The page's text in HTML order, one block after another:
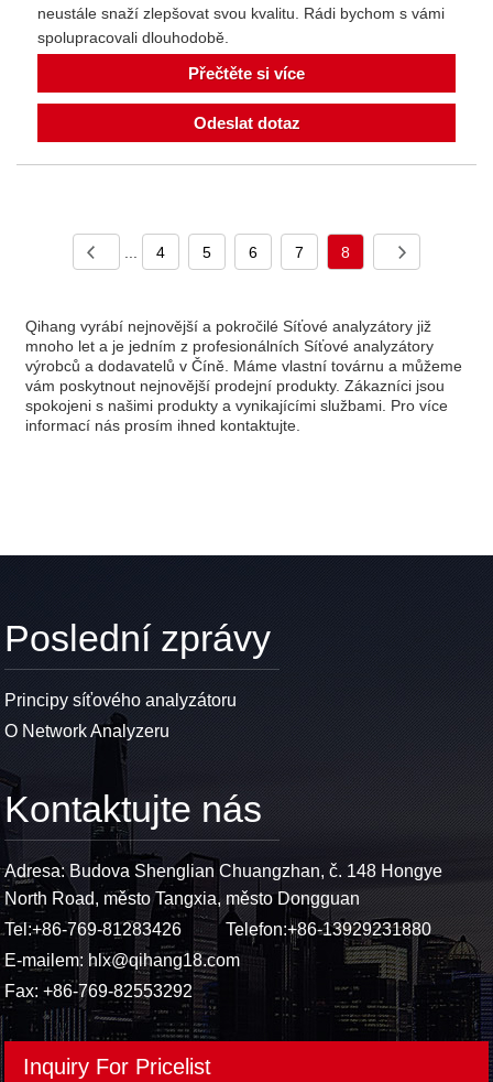
neustále snaží zlepšovat svou kvalitu. Rádi bychom s vámi
spolupracovali dlouhodobě.
Přečtěte si více
Odeslat dotaz
4 5 6 7 8
Qihang vyrábí nejnovější a pokročilé Síťové analyzátory již
mnoho let a je jedním z profesionálních Síťové analyzátory
výrobců a dodavatelů v Číně. Máme vlastní továrnu a můžeme
vám poskytnout nejnovější prodejní produkty. Zákazníci jsou
spokojeni s našimi produkty a vynikajícími službami. Pro více
informací nás prosím ihned kontaktujte.
Poslední zprávy
Principy síťového analyzátoru
O Network Analyzeru
Kontaktujte nás
Adresa: Budova Shenglian Chuangzhan, č. 148 Hongye
North Road, město Tangxia, město Dongguan
Tel:+86-769-81283426 Telefon:+86-13929231880
E-mailem:hlx@qihang18.com
Fax: +86-769-82553292
Inquiry For Pricelist